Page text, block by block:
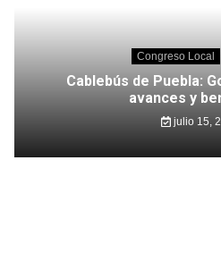
Congreso Local
Cablebús de Puebla:
avances y
julio 15,